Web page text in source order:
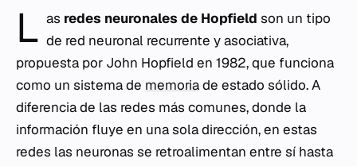
L as redes neuronales de Hopfield son un tipo
de red neuronal recurrente y asociativa,
propuesta por John Hopfield en 1982, que funciona
como un sistema de memoriade estado sólido. A
diferencia de las redes más comunes, donde la
información fluye en una sola dirección, en estas
redes las neuronas se retroalimentan entre sí hasta